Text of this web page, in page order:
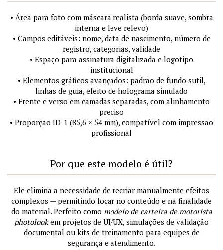
• Área para foto com máscara realista (borda suave, sombra
interna e leve relevo)
• Campos editáveis: nome, data de nascimento, número de
registro, categorias, validade
• Espaço para assinatura digitalizada e logotipo
institucional
• Elementos gráficos avançados: padrão de fundo sutil,
linhas de guia, efeito de holograma simulado
• Frente e verso em camadas separadas, com alinhamento
preciso
• Proporção ID-1 (85,6 × 54 mm), compatível com impressão
profissional
Por que este modelo é útil?
Ele elimina a necessidade de recriar manualmente efeitos
complexos — permitindo focar no conteúdo e na finalidade
do material. Perfeito como modelo de carteira de motorista
photolookem projetos de UI/UX, simulações de validação
documental ou kits de treinamento para equipes de
segurança e atendimento.